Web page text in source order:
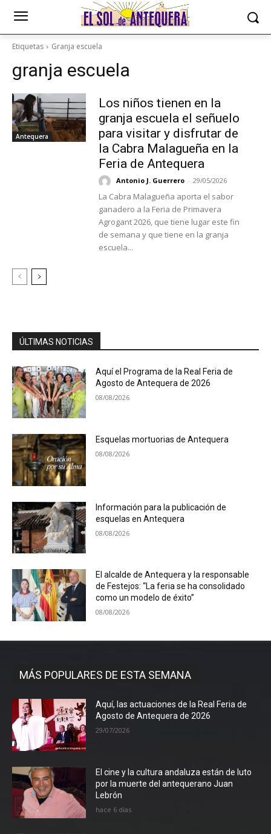
Etiquetas Granja escuela
granja escuela
Antequera
Los niños tienen en la
granja escuela el señuelo
para visitar y disfrutar de
la Cabra Malagueña en la
Feria de Antequera
Antonio J. Guerrero - 29/05/2026
La Cabra Malagueña aporta el sabor
ganadero a la Feria de Primavera
Agrogant 2026, que tiene lugar este fin
de semana y que tiene en la granja
escuela...
ÚLTIMAS NOTICIAS
Aquí el Programa de la Real Feria de
Agosto de Antequera de 2026
08/08/2026
Esquelas mortuorias de Antequera
08/08/2026
Información para la publicación de
esquelas en Antequera
08/08/2026
El alcalde de Antequera y la responsable
de Festejos: “La feria se ha consolidado
como un modelo de éxito”
08/08/2026
MÁS POPULARES DE ESTA SEMANA
Aquí, las actuaciones de la Real Feria de
Agosto de Antequera de 2026
29/07/2026
El cine y la cultura andaluza están de luto
por la muerte del antequerano Juan
Lebrón
hace 6 días